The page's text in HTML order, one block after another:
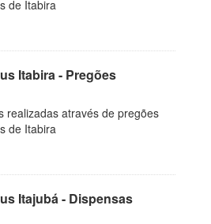
de Itabira
Itabira - Pregões
realizadas através de pregões
de Itabira
Itajubá - Dispensas